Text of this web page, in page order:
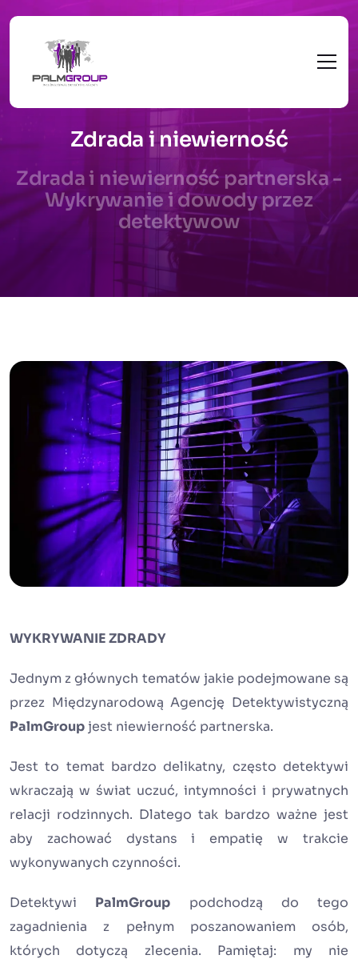
Zdrada i niewierność
Zdrada i niewierność partnerska -
Wykrywanie i dowody przez
detektywow
WYKRYWANIE ZDRADY
Jednym z głównych tematów jakie podejmowane są
przez Międzynarodową Agencję Detektywistyczną
PalmGroupjest niewierność partnerska.
Jest to temat bardzo delikatny, często detektywi
wkraczają w świat uczuć, intymności i prywatnych
relacji rodzinnych. Dlatego tak bardzo ważne jest
aby zachować dystans i empatię w trakcie
wykonywanych czynności.
Detektywi PalmGroup podchodzą do tego
zagadnienia z pełnym poszanowaniem osób,
których dotyczą zlecenia. Pamiętaj: my nie